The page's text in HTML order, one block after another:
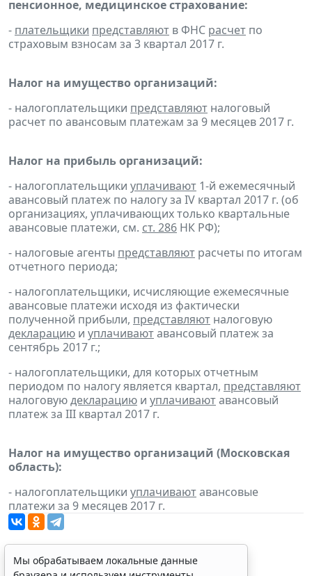
пенсионное, медицинское страхование:
- плательщики представляют в ФНС расчет по
страховым взносам за 3 квартал 2017 г.
Налог на имущество организаций:
- налогоплательщики представляют налоговый
расчет по авансовым платежам за 9 месяцев 2017 г.
Налог на прибыль организаций:
- налогоплательщики уплачивают 1-й ежемесячный
авансовый платеж по налогу за IV квартал 2017 г. (об
организациях, уплачивающих только квартальные
авансовые платежи, см. ст. 286 НК РФ);
- налоговые агенты представляют расчеты по итогам
отчетного периода;
- налогоплательщики, исчисляющие ежемесячные
авансовые платежи исходя из фактически
полученной прибыли, представляют налоговую
декларацию и уплачиваютавансовый платеж за
сентябрь 2017 г.;
- налогоплательщики, для которых отчетным
периодом по налогу является квартал, представляют
налоговуюдекларацию и уплачиваютавансовый
платеж за III квартал 2017 г.
Налог на имущество организаций (Московская
область):
- налогоплательщики уплачиваютавансовые
платежи за 9 месяцев 2017 г.
Мы обрабатываем локальные данные